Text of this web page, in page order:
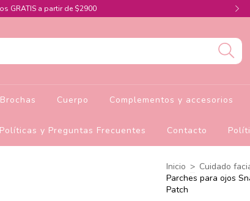
GRATIS a partir de $2900
Brochas Cuerpo Complementos y accesorios
Políticas y Preguntas Frecuentes Contacto
Inicio > Cuidado
Parches para ojos
Patch